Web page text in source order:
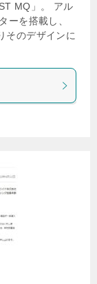
MQ」。 アル
ーを搭載し、
そのデザインに